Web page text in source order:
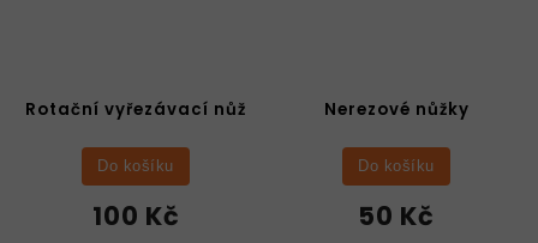
Nerezové nůžky
50 Kč
Do košíku
Oboustranná lepicí
50 Kč
Do košíku